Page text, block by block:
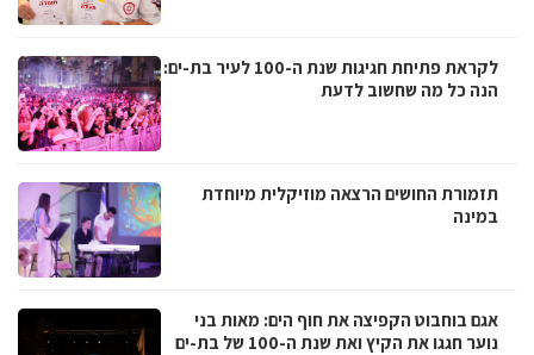
לקראת פתיחת חגיגות שנת ה-100 לעיר בת-ים:
הנה כל מה שחשוב לדעת
תזמורת החושים הרצאה מוזיקלית מיוחדת
במינה
אגם בוחבוט הקפיצה את חוף הים: מאות בני
נוער חגגו את הקיץ ואת שנת ה-100 של בת-ים